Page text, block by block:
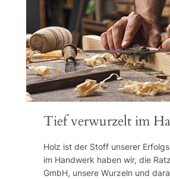
Tief verwurzelt im
Holz ist der Stoff unserer
im Handwerk haben wir, die
GmbH, unsere Wurzeln und